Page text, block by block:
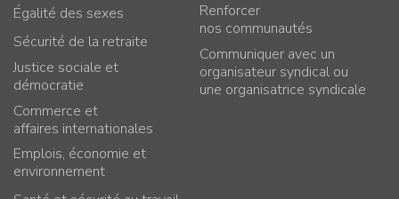
Égalité des sexes
Sécurité de la retraite
Justice sociale et
démocratie
Commerce et
affaires internationales
Emplois, économie et
environnement
Renforcer
nos communautés
Communiquer avec un
organisateur syndical ou
une organisatrice syndicale